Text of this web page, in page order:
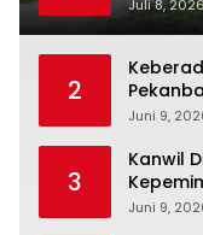
Kampar
Juli 8, 2026
2
Warga
Juni 9,
3
Kanwil
Sianturi
Juni 9,